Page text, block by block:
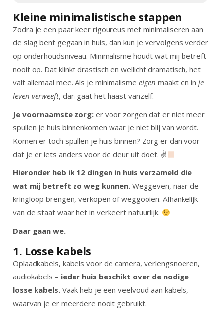
Kleine minimalistische stappen
Zodra je een paar keer rigoureus met minimaliseren aan
de slag bent gegaan in huis, dan kun je vervolgens verder
op onderhoudsniveau. Minimalisme houdt wat mij betreft
nooit op. Dat klinkt drastisch en wellicht dramatisch, het
valt allemaal mee. Als je minimalisme eigen maakt en in je
leven verweeft, dan gaat het haast vanzelf.
Je voornaamste zorg: er voor zorgen dat er niet meer
spullen je huis binnenkomen waar je niet blij van wordt.
Komen er toch spullen je huis binnen? Zorg er dan voor
dat je er iets anders voor de deur uit doet. ✌
Hieronder heb ik 12 dingen in huis verzameld die
wat mij betreft zo weg kunnen. Weggeven, naar de
kringloop brengen, verkopen of weggooien. Afhankelijk
van de staat waar het in verkeert natuurlijk.
Daar gaan we.
1. Losse kabels
Oplaadkabels, kabels voor de camera, verlengsnoeren,
audiokabels – ieder huis beschikt over de nodige
losse kabels. Vaak heb je een veelvoud aan kabels,
waarvan je er meerdere nooit gebruikt.